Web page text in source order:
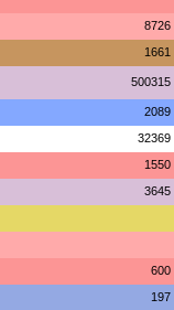
8726
1661
500315
2089
32369
1550
3645
600
197